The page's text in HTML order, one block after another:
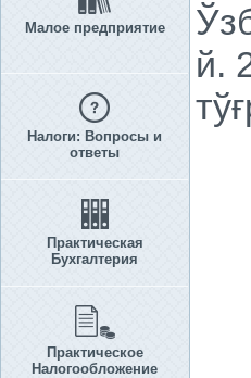
Малое предприятие
Налоги: Вопросы и
ответы
Практическая
Бухгалтерия
Практическое
Налогообложение
й.